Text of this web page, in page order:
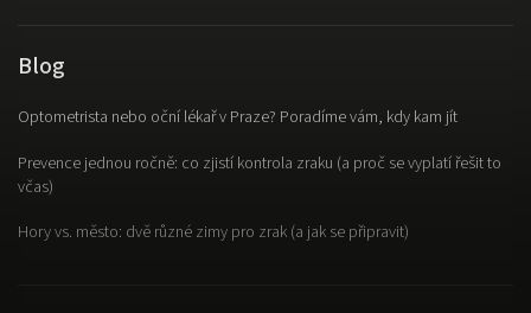
Blog
Optometrista nebo oční lékař v Praze? Poradíme vám, kdy kam jít
Prevence jednou ročně: co zjistí kontrola zraku (a proč se vyplatí řešit to
včas)
Hory vs. město: dvě různé zimy pro zrak (a jak se připravit)